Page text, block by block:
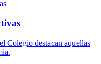
Colegio destacan aquellas